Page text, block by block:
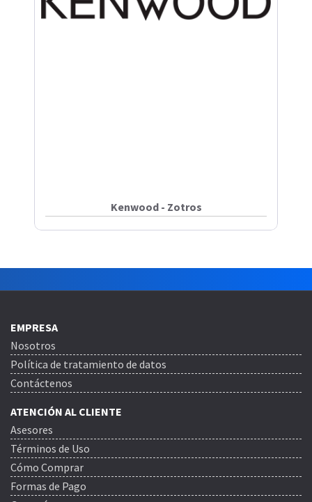
Kenwood - Zotros
EMPRESA
Nosotros
Política de tratamiento de datos
Contáctenos
ATENCIÓN AL CLIENTE
Asesores
Términos de Uso
Cómo Comprar
Formas de Pago